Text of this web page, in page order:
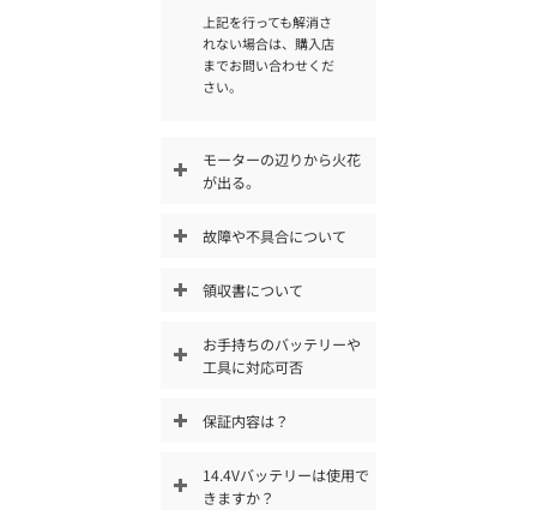
上記を行っても解消さ
れない場合は、購入店
までお問い合わせくだ
さい。
モーターの辺りから火花
が出る。
故障や不具合について
領収書について
お手持ちのバッテリーや
工具に対応可否
保証内容は？
14.4Vバッテリーは使用で
きますか？